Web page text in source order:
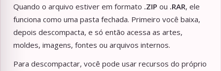
Quando o arquivo estiver em formato .ZIP ou .RAR, ele
funciona como uma pasta fechada. Primeiro você baixa,
depois descompacta, e só então acessa as artes,
moldes, imagens, fontes ou arquivos internos.
Para descompactar, você pode usar recursos do próprio